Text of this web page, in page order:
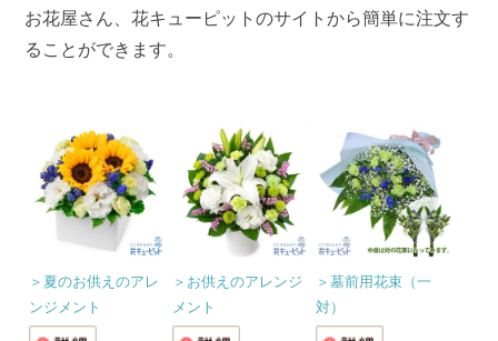
お花屋さん、花キューピットのサイトから簡単に注文す
ることができます。
＞夏のお供えのアレ
ンジメント
＞お供えのアレンジ
メント
＞墓前用花束（一
対）